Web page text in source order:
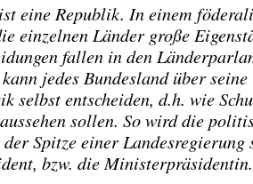
eine Republik. In einem
einzelnen Länder große
fallen in den
jedes Bundesland über seine
selbst entscheiden, d.h. wie
sollen. So wird die
Spitze einer Landesregierung
bzw. die Ministerpräsidentin.